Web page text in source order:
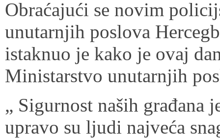
Obraćajući se novim
unutarnjih poslova
istaknuo je kako je ovaj
Ministarstvo unutarnjih
„ Sigurnost naših građana
upravo su ljudi najveća